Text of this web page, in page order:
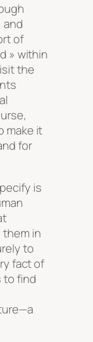
and
of
» within
the
make it
for
is
in
to
fact of
to find